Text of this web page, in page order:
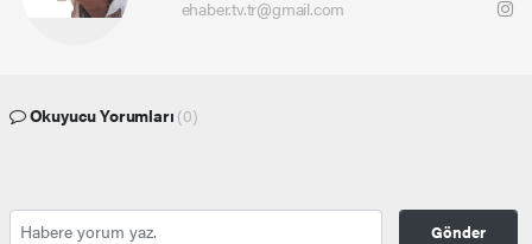
ehaber.tv.tr@gmail.com
Okuyucu Yorumları (0)
Gönder